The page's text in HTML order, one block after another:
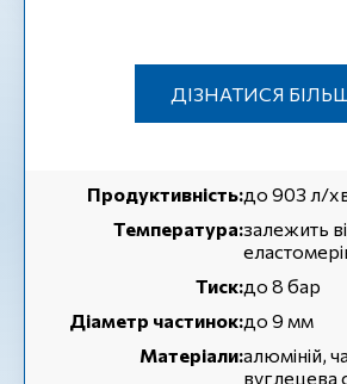
ДІЗНАТИСЯ
Продуктивність:до 903 л/
Температура:залежить
Тиск:до 8 бар
Діаметр частинок:до 9 мм
Матеріали:алюміній,
вуглецева